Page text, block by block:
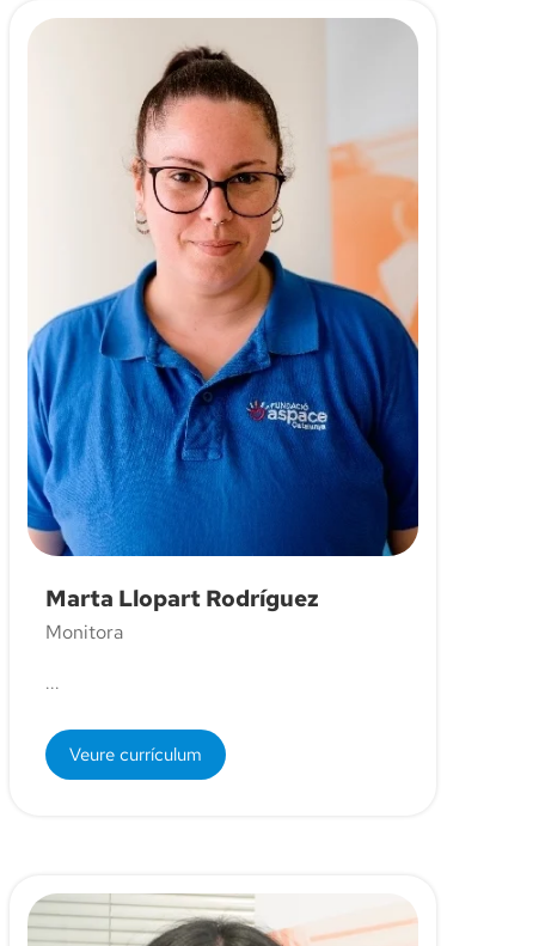
Marta Llopart Rodríguez
Monitora
...
Veure currículum